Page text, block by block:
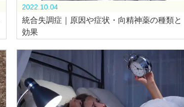
2022.10.04
統合失調症｜原因や症状・向精神薬の種類と
効果